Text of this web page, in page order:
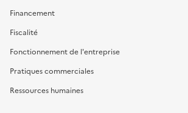
Financement
Fiscalité
Fonctionnement de l'entreprise
Pratiques commerciales
Ressources humaines